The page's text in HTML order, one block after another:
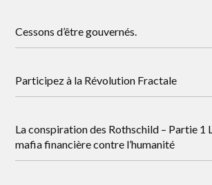
Cessons d’être gouvernés.
Participez à la Révolution Fractale
La conspiration des Rothschild – Partie 1
mafia financière contre l’humanité